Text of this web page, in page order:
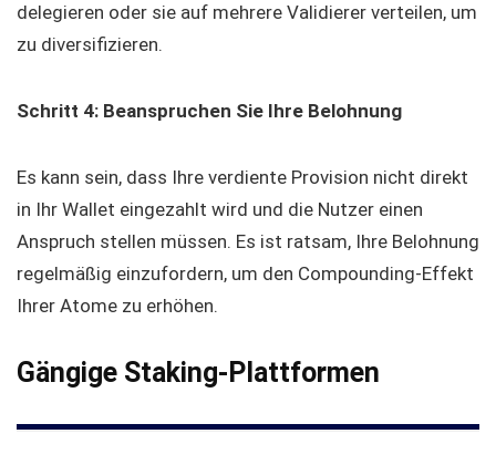
delegieren oder sie auf mehrere Validierer verteilen, um
zu diversifizieren.
Schritt 4: Beanspruchen Sie Ihre Belohnung
Es kann sein, dass Ihre verdiente Provision nicht direkt
in Ihr Wallet eingezahlt wird und die Nutzer einen
Anspruch stellen müssen. Es ist ratsam, Ihre Belohnung
regelmäßig einzufordern, um den Compounding-Effekt
Ihrer Atome zu erhöhen.
Gängige Staking-Plattformen